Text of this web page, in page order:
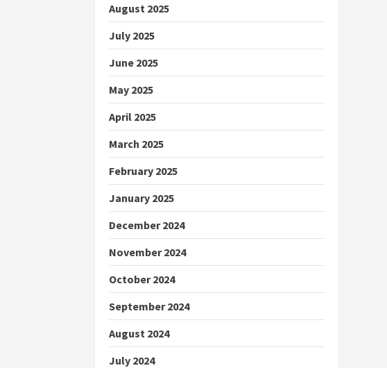
August 2025
July 2025
June 2025
May 2025
April 2025
March 2025
February 2025
January 2025
December 2024
November 2024
October 2024
September 2024
August 2024
July 2024